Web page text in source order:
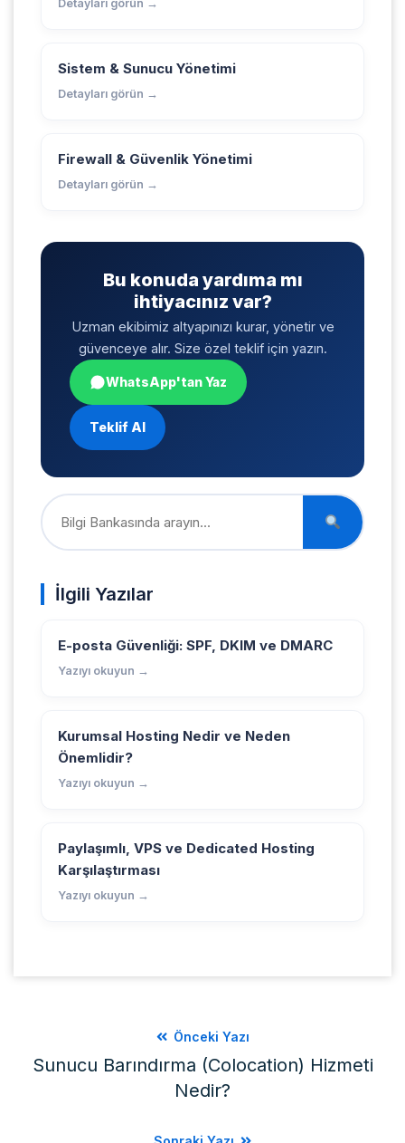
Detayları görün →
Sistem & Sunucu Yönetimi
Detayları görün →
Firewall & Güvenlik Yönetimi
Detayları görün →
Bu konuda yardıma mı
ihtiyacınız var?
Uzman ekibimiz altyapınızı kurar, yönetir ve
güvenceye alır. Size özel teklif için yazın.
WhatsApp'tan Yaz
Teklif Al
İlgili Yazılar
E-posta Güvenliği: SPF, DKIM ve DMARC
Yazıyı okuyun →
Kurumsal Hosting Nedir ve Neden
Önemlidir?
Yazıyı okuyun →
Paylaşımlı, VPS ve Dedicated Hosting
Karşılaştırması
Yazıyı okuyun →
Önceki Yazı
Sunucu Barındırma (Colocation) Hizmeti
Nedir?